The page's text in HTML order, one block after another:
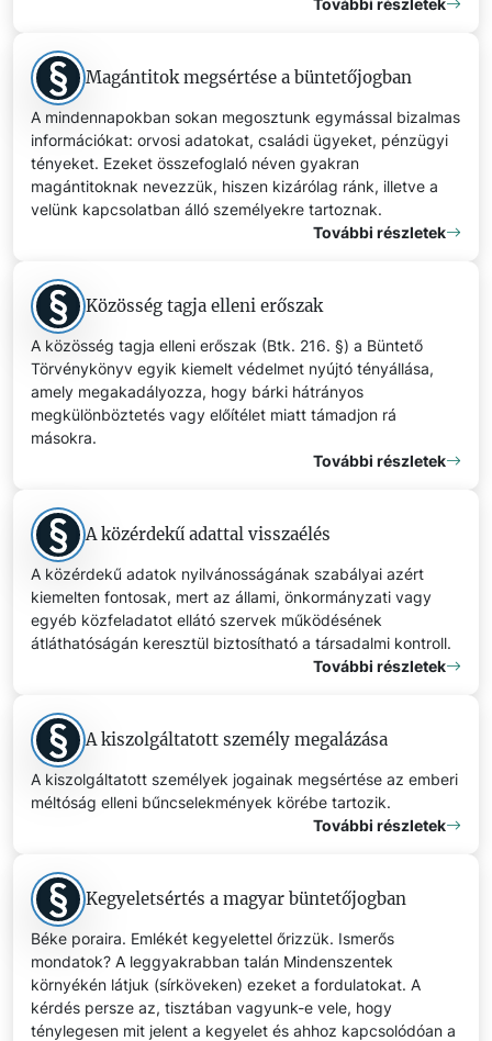
További részletek
Magántitok megsértése a büntetőjogban
A mindennapokban sokan megosztunk egymással bizalmas
információkat: orvosi adatokat, családi ügyeket, pénzügyi
tényeket. Ezeket összefoglaló néven gyakran
magántitoknak nevezzük, hiszen kizárólag ránk, illetve a
velünk kapcsolatban álló személyekre tartoznak.
További részletek
Közösség tagja elleni erőszak
A közösség tagja elleni erőszak (Btk. 216. §) a Büntető
Törvénykönyv egyik kiemelt védelmet nyújtó tényállása,
amely megakadályozza, hogy bárki hátrányos
megkülönböztetés vagy előítélet miatt támadjon rá
másokra.
További részletek
A közérdekű adattal visszaélés
A közérdekű adatok nyilvánosságának szabályai azért
kiemelten fontosak, mert az állami, önkormányzati vagy
egyéb közfeladatot ellátó szervek működésének
átláthatóságán keresztül biztosítható a társadalmi kontroll.
További részletek
A kiszolgáltatott személy megalázása
A kiszolgáltatott személyek jogainak megsértése az emberi
méltóság elleni bűncselekmények körébe tartozik.
További részletek
Kegyeletsértés a magyar büntetőjogban
Béke poraira. Emlékét kegyelettel őrizzük. Ismerős
mondatok? A leggyakrabban talán Mindenszentek
környékén látjuk (sírköveken) ezeket a fordulatokat. A
kérdés persze az, tisztában vagyunk-e vele, hogy
ténylegesen mit jelent a kegyelet és ahhoz kapcsolódóan a